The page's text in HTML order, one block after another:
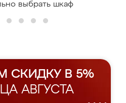
выбрать шкаф
СКИДКУ В 5%
АВГУСТА